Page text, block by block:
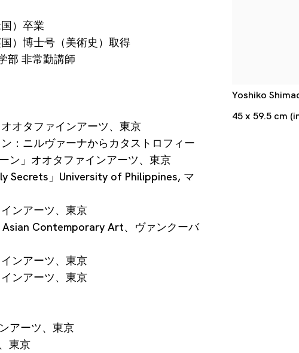
Yoshiko
45 x 59.5 cm
）卒業
）博士号（美術史）取得
部 非常勤講師
オタファインアーツ、東京
：ニルヴァーナからカタストロフィー
」オオタファインアーツ、東京
Secrets」University of Philippines, マ
ンアーツ、東京
Contemporary Art、ヴァンクーバ
ンアーツ、東京
ンアーツ、東京
アーツ、東京
東京